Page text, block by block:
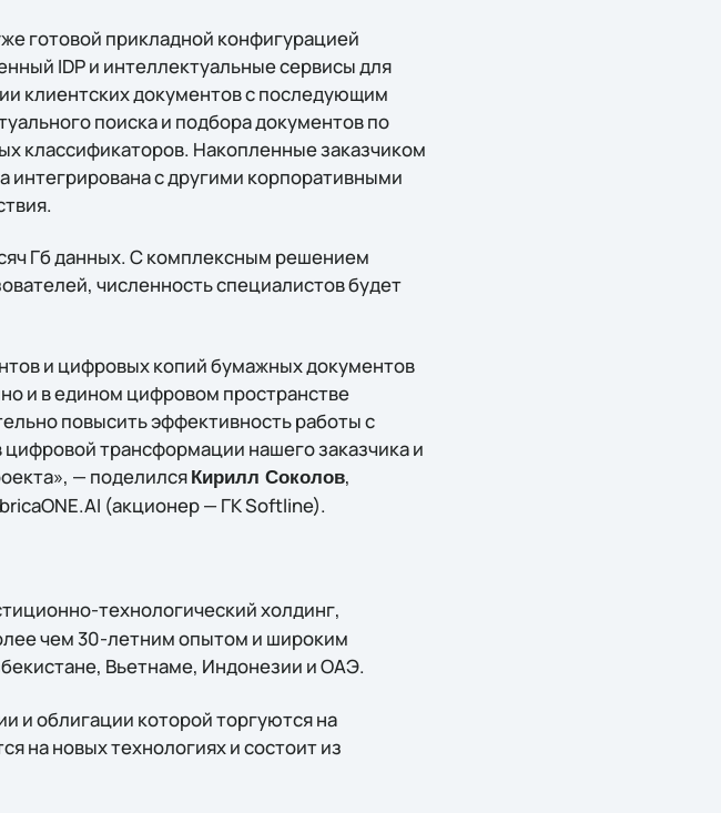
готовой прикладной конфигурацией
IDP и интеллектуальные сервисы для
клиентских документов с последующим
поиска и подбора документов по
классификаторов. Накопленные заказчиком
с другими корпоративными
Гб данных. С комплексным решением
численность специалистов будет
и цифровых копий бумажных документов
и в едином цифровом пространстве
повысить эффективность работы с
трансформации нашего заказчика и
— поделился Кирилл Соколов,
(акционер — ГК Softline).
технологический холдинг,
чем 30-летним опытом и широким
Вьетнаме, Индонезии и ОАЭ.
и облигации которой торгуются на
на новых технологиях и состоит из